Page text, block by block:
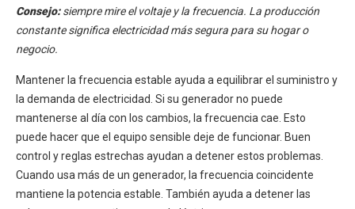
Consejo:siempre mire el voltaje y la frecuencia. La producción
constante significa electricidad más segura para su hogar o
negocio.
Mantener la frecuencia estable ayuda a equilibrar el suministro y
la demanda de electricidad. Si su generador no puede
mantenerse al día con los cambios, la frecuencia cae. Esto
puede hacer que el equipo sensible deje de funcionar. Buen
control y reglas estrechas ayudan a detener estos problemas.
Cuando usa más de un generador, la frecuencia coincidente
mantiene la potencia estable. También ayuda a detener las